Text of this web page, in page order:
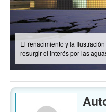
Los edificios construidos eran
organización interna y
Balneario, en su conjunto